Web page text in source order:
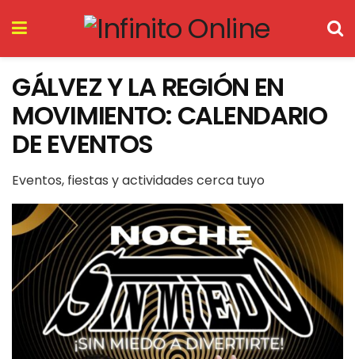
GÁLVEZ Y LA REGIÓN EN
MOVIMIENTO: CALENDARIO
DE EVENTOS
Eventos, fiestas y actividades cerca tuyo